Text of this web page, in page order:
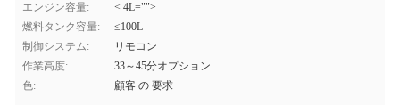
エンジン容量:
< 4L="">
燃料タンク容量:
≤100L
制御システム:
リモコン
作業高度:
33～45分オプション
色:
顧客 の 要求